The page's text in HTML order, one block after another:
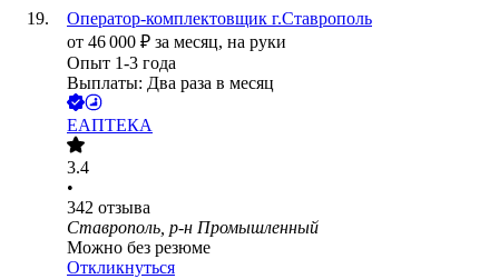
Оператор-комплектовщик г.Ставрополь
от 46 000 ₽ за месяц, на руки
Опыт 1-3 года
Выплаты: Два раза в месяц
ЕАПТЕКА
3.4
•
342 отзыва
Ставрополь, р-н Промышленный
Можно без резюме
Откликнуться